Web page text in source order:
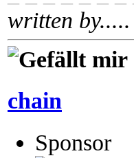
written by.....
chain
Sponsor